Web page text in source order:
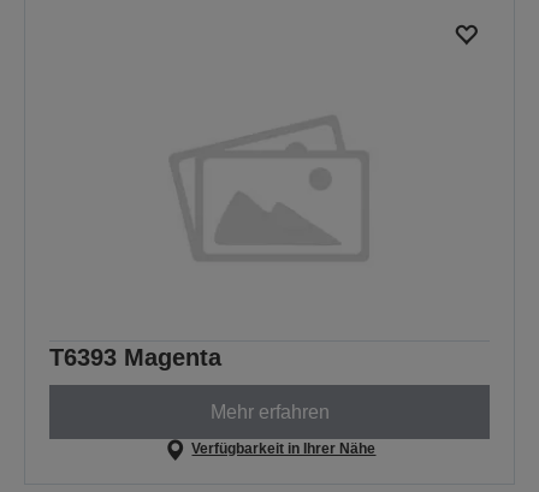
T6393 Magenta
Mehr erfahren
Verfügbarkeit in Ihrer Nähe